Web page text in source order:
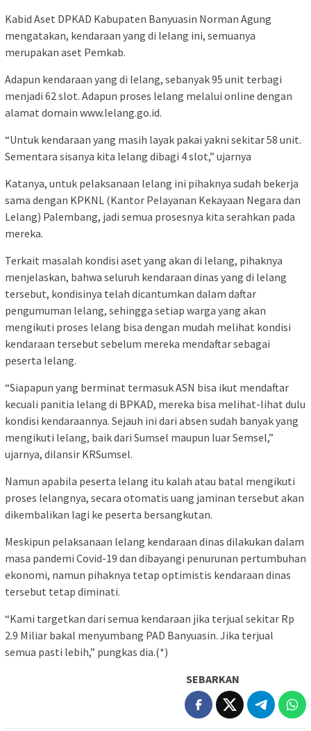
Kabid Aset DPKAD Kabupaten Banyuasin Norman Agung
mengatakan, kendaraan yang di lelang ini, semuanya
merupakan aset Pemkab.
Adapun kendaraan yang di lelang, sebanyak 95 unit terbagi
menjadi 62 slot. Adapun proses lelang melalui online dengan
alamat domain www.lelang.go.id.
“Untuk kendaraan yang masih layak pakai yakni sekitar 58 unit.
Sementara sisanya kita lelang dibagi 4 slot,” ujarnya
Katanya, untuk pelaksanaan lelang ini pihaknya sudah bekerja
sama dengan KPKNL (Kantor Pelayanan Kekayaan Negara dan
Lelang) Palembang, jadi semua prosesnya kita serahkan pada
mereka.
Terkait masalah kondisi aset yang akan di lelang, pihaknya
menjelaskan, bahwa seluruh kendaraan dinas yang di lelang
tersebut, kondisinya telah dicantumkan dalam daftar
pengumuman lelang, sehingga setiap warga yang akan
mengikuti proses lelang bisa dengan mudah melihat kondisi
kendaraan tersebut sebelum mereka mendaftar sebagai
peserta lelang.
“Siapapun yang berminat termasuk ASN bisa ikut mendaftar
kecuali panitia lelang di BPKAD, mereka bisa melihat-lihat dulu
kondisi kendaraannya. Sejauh ini dari absen sudah banyak yang
mengikuti lelang, baik dari Sumsel maupun luar Semsel,”
ujarnya, dilansir KRSumsel.
Namun apabila peserta lelang itu kalah atau batal mengikuti
proses lelangnya, secara otomatis uang jaminan tersebut akan
dikembalikan lagi ke peserta bersangkutan.
Meskipun pelaksanaan lelang kendaraan dinas dilakukan dalam
masa pandemi Covid-19 dan dibayangi penurunan pertumbuhan
ekonomi, namun pihaknya tetap optimistis kendaraan dinas
tersebut tetap diminati.
“Kami targetkan dari semua kendaraan jika terjual sekitar Rp
2.9 Miliar bakal menyumbang PAD Banyuasin. Jika terjual
semua pasti lebih,” pungkas dia.(*)
SEBARKAN